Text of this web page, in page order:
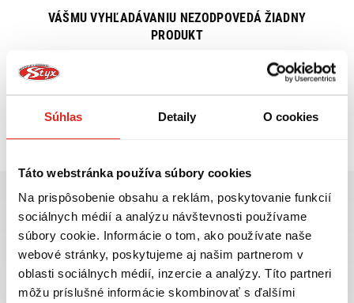
Súhlas Detaily O cookies
Táto webstránka používa súbory cookies
Na prispôsobenie obsahu a reklám, poskytovanie funkcií
sociálnych médií a analýzu návštevnosti používame
súbory cookie. Informácie o tom, ako používate naše
webové stránky, poskytujeme aj našim partnerom v
oblasti sociálnych médií, inzercie a analýzy. Títo partneri
môžu príslušné informácie skombinovať s ďalšími
VÁŠMU VYHĽADÁVANIU NEZODPOVEDÁ ŽIADNY
PRODUKT
Najväčší výber moto
príslušenstva ihneď k
odberu
Doprava ZADARMO pre
objednávky nad 50€ v rámci
SR